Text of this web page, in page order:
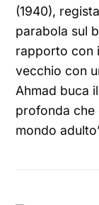
(1940),
parabola sul
rapporto con
vecchio con
Ahmad buca
profonda che
mondo